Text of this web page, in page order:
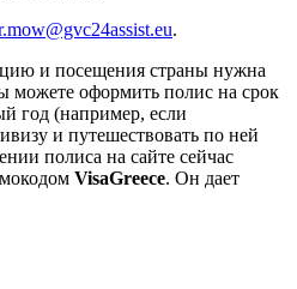
.
и посещения страны нужна
можете оформить полис на срок
год (например, если
и путешествовать по ней
полиса на сайте сейчас
VisaGreece. Он дает